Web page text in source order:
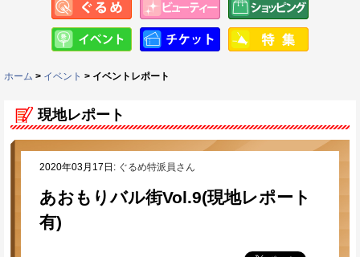
ホーム > イベント > イベントレポート
現地レポート
2020年03月17日: ぐるめ特派員さん
あおもりバル街Vol.9(現地レポート
有)